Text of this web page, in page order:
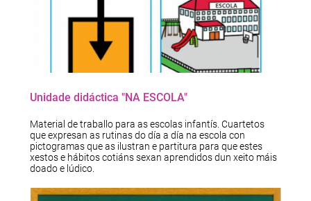
Unidade didáctica "NA ESCOLA"
Material de traballo para as escolas infantís. Cuartetos
que expresan as rutinas do día a día na escola con
pictogramas que as ilustran e partitura para que estes
xestos e hábitos cotiáns sexan aprendidos dun xeito máis
doado e lúdico.